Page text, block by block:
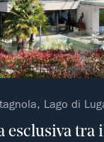
Lago di
esclusiva tra